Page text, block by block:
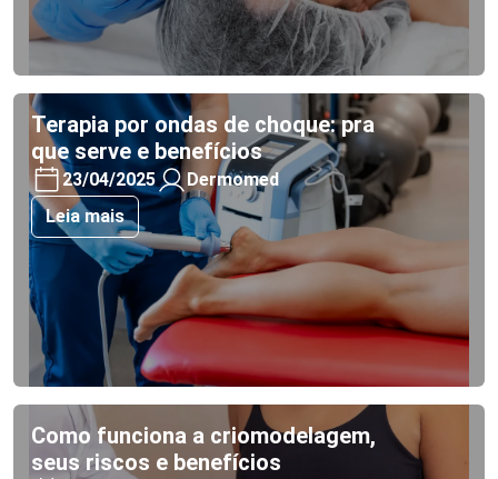
Terapia por ondas de choque: pra
que serve e benefícios
23/04/2025
Dermomed
Leia mais
Como funciona a criomodelagem,
seus riscos e benefícios